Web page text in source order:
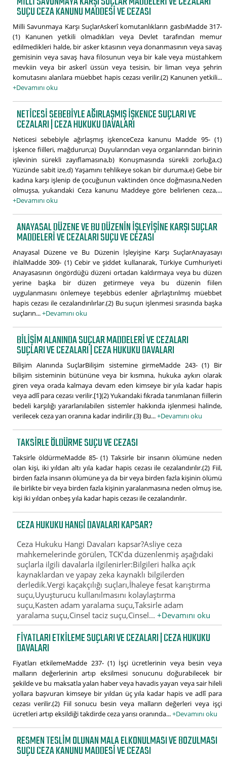
SUÇU CEZA KANUNU MADDESI VE CEZASI
Milli Savunmaya Karşı SuçlarAskerî komutanlıkların gasbıMadde 317-
(1) Kanunen yetkili olmadıkları veya Devlet tarafından memur
edilmedikleri halde, bir asker kıtasının veya donanmasının veya savaş
gemisinin veya savaş hava filosunun veya bir kale veya müstahkem
mevkiin veya bir askerî üssün veya tesisin, bir liman veya şehrin
komutasını alanlara müebbet hapis cezası verilir.(2) Kanunen yetkili...
+Devamını oku
NETICESI SEBEBIYLE AĞIRLAŞMIŞ IŞKENCE SUÇLARI VE
CEZALARI | CEZA HUKUKU DAVALARI
Neticesi sebebiyle ağırlaşmış işkenceCeza kanunu Madde 95- (1)
İşkence fiilleri, mağdurun;a) Duyularından veya organlarından birinin
işlevinin sürekli zayıflamasına,b) Konuşmasında sürekli zorluğa,c)
Yüzünde sabit ize,d) Yaşamını tehlikeye sokan bir duruma,e) Gebe bir
kadına karşı işlenip de çocuğunun vaktinden önce doğmasına,Neden
olmuşsa, yukarıdaki Ceza kanunu Maddeye göre belirlenen ceza,...
+Devamını oku
ANAYASAL DÜZENE VE BU DÜZENIN İŞLEYIŞINE KARŞI SUÇLAR
MADDELERI VE CEZALARI SUÇU VE CEZASI
Anayasal Düzene ve Bu Düzenin İşleyişine Karşı SuçlarAnayasayı
ihlalMadde 309- (1) Cebir ve şiddet kullanarak, Türkiye Cumhuriyeti
Anayasasının öngördüğü düzeni ortadan kaldırmaya veya bu düzen
yerine başka bir düzen getirmeye veya bu düzenin fiilen
uygulanmasını önlemeye teşebbüs edenler ağırlaştırılmış müebbet
hapis cezası ile cezalandırılırlar.(2) Bu suçun işlenmesi sırasında başka
suçların...+Devamını oku
BILIŞIM ALANINDA SUÇLAR MADDELERI VE CEZALARI
SUÇLARI VE CEZALARI | CEZA HUKUKU DAVALARI
Bilişim Alanında SuçlarBilişim sistemine girmeMadde 243- (1) Bir
bilişim sisteminin bütününe veya bir kısmına, hukuka aykırı olarak
giren veya orada kalmaya devam eden kimseye bir yıla kadar hapis
veya adlî para cezası verilir.[1](2) Yukarıdaki fıkrada tanımlanan fiillerin
bedeli karşılığı yararlanılabilen sistemler hakkında işlenmesi halinde,
verilecek ceza yarı oranına kadar indirilir.(3) Bu...+Devamını oku
TAKSIRLE ÖLDÜRME SUÇU VE CEZASI
Taksirle öldürmeMadde 85- (1) Taksirle bir insanın ölümüne neden
olan kişi, iki yıldan altı yıla kadar hapis cezası ile cezalandırılır.(2) Fiil,
birden fazla insanın ölümüne ya da bir veya birden fazla kişinin ölümü
ile birlikte bir veya birden fazla kişinin yaralanmasına neden olmuş ise,
kişi iki yıldan onbeş yıla kadar hapis cezası ile cezalandırılır.
CEZA HUKUKU HANGI DAVALARI KAPSAR?
Ceza Hukuku Hangi Davaları kapsar?Asliye ceza
mahkemelerinde görülen, TCK’da düzenlenmiş aşağıdaki
suçlarla ilgili davalarla ilgilenirler:Bilgileri halka açık
kaynaklardan ve yapay zeka kaynaklı bilgilerden
derledik.Vergi kaçakçılığı suçları,İhaleye fesat karıştırma
suçu,Uyuşturucu kullanılmasını kolaylaştırma
suçu,Kasten adam yaralama suçu,Taksirle adam
yaralama suçu,Cinsel taciz suçu,Cinsel...+Devamını oku
FIYATLARI ETKILEME SUÇLARI VE CEZALARI | CEZA HUKUKU
DAVALARI
Fiyatları etkilemeMadde 237- (1) İşçi ücretlerinin veya besin veya
malların değerlerinin artıp eksilmesi sonucunu doğurabilecek bir
şekilde ve bu maksatla yalan haber veya havadis yayan veya sair hileli
yollara başvuran kimseye bir yıldan üç yıla kadar hapis ve adlî para
cezası verilir.(2) Fiil sonucu besin veya malların değerleri veya işçi
ücretleri artıp eksildiği takdirde ceza yarısı oranında...+Devamını oku
RESMEN TESLIM OLUNAN MALA ELKONULMASI VE BOZULMASI
SUÇU CEZA KANUNU MADDESI VE CEZASI